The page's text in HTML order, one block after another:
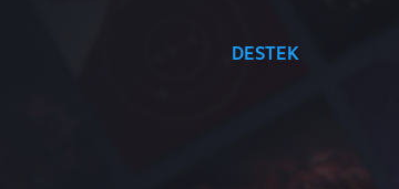
DESTEK